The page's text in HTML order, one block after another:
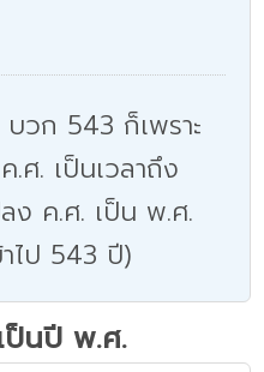
บวก 543 ก็เพราะ
ศ. เป็นเวลาถึง
ง ค.ศ. เป็น พ.ศ.
ไป 543 ปี)
ป็นปี พ.ศ.